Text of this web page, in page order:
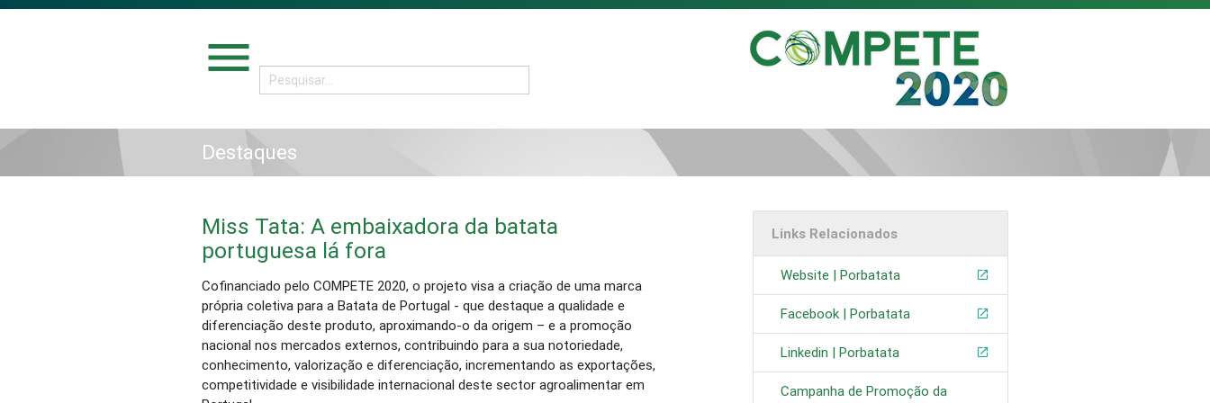
menu
Destaques
Miss Tata: A embaixadora da batata
portuguesa lá fora
Cofinanciado pelo COMPETE 2020, o projeto visa a criação de uma marca
própria coletiva para a Batata de Portugal - que destaque a qualidade e
diferenciação deste produto, aproximando-o da origem – e a promoção
nacional nos mercados externos, contribuindo para a sua notoriedade,
conhecimento, valorização e diferenciação, incrementando as exportações,
competitividade e visibilidade internacional deste sector agroalimentar em
Links Relacionados
Website | Porbatata
Facebook | Porbatata
Linkedin | Porbatata
Campanha de Promoção da